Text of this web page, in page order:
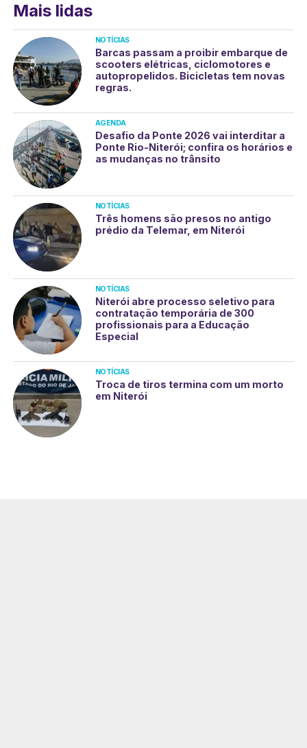
Mais lidas
NOTÍCIAS
Barcas passam a proibir embarque de
scooters elétricas, ciclomotores e
autopropelidos. Bicicletas tem novas
regras.
AGENDA
Desafio da Ponte 2026 vai interditar a
Ponte Rio-Niterói; confira os horários e
as mudanças no trânsito
NOTÍCIAS
Três homens são presos no antigo
prédio da Telemar, em Niterói
NOTÍCIAS
Niterói abre processo seletivo para
contratação temporária de 300
profissionais para a Educação
Especial
NOTÍCIAS
Troca de tiros termina com um morto
em Niterói